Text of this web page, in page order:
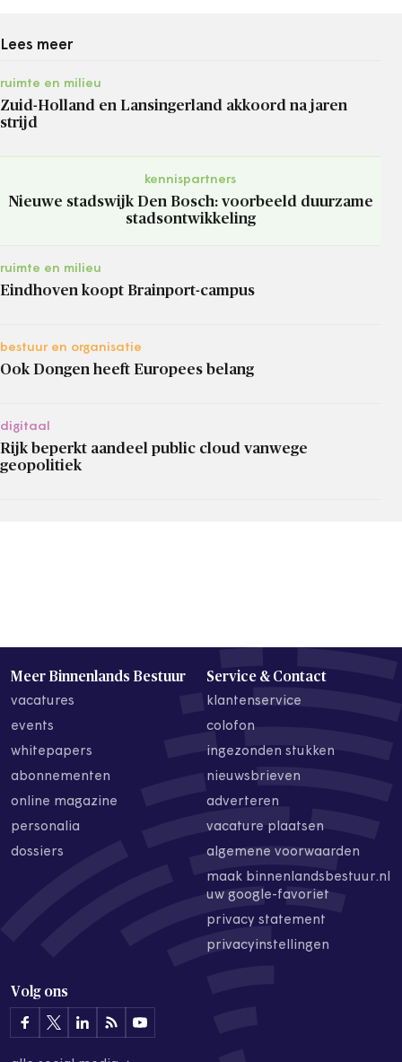
Lees meer
ruimte en milieu
Zuid-Holland en Lansingerland akkoord na jaren
strijd
kennispartners
Nieuwe stadswijk Den Bosch: voorbeeld duurzame
stadsontwikkeling
ruimte en milieu
Eindhoven koopt Brainport-campus
bestuur en organisatie
Ook Dongen heeft Europees belang
digitaal
Rijk beperkt aandeel public cloud vanwege
geopolitiek
Meer Binnenlands Bestuur
vacatures
events
whitepapers
abonnementen
online magazine
personalia
dossiers
Service & Contact
klantenservice
colofon
ingezonden stukken
nieuwsbrieven
adverteren
vacature plaatsen
algemene voorwaarden
maak binnenlandsbestuur.nl
uw google-favoriet
privacy statement
privacyinstellingen
Volg ons